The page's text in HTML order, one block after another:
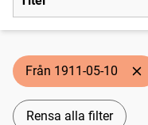
Från 1911-05-10
Rensa alla filter